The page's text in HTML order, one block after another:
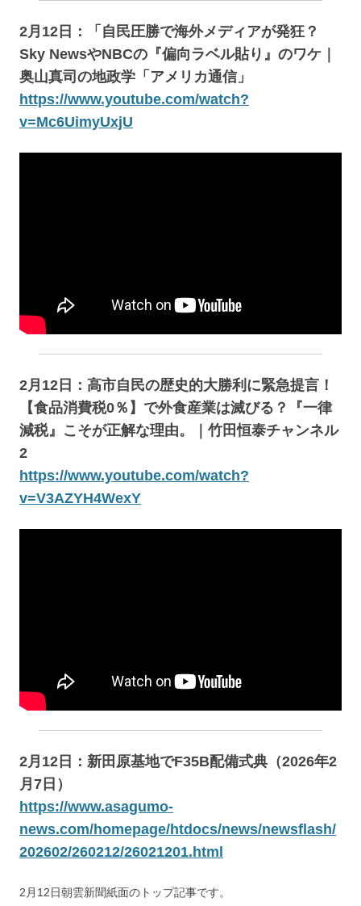
2月12日：「自民圧勝で海外メディアが発狂？
Sky NewsやNBCの『偏向ラベル貼り』のワケ｜
奥山真司の地政学「アメリカ通信」
https://www.youtube.com/watch?
v=Mc6UimyUxjU
2月12日：高市自民の歴史的大勝利に緊急提言！
【食品消費税0％】で外食産業は滅びる？『一律
減税』こそが正解な理由。｜竹田恒泰チャンネル
2
https://www.youtube.com/watch?
v=V3AZYH4WexY
2月12日：新田原基地でF35B配備式典（2026年2
月7日）
https://www.asagumo-
news.com/homepage/htdocs/news/newsflash/
202602/260212/26021201.html
2月12日朝雲新聞紙面のトップ記事です。